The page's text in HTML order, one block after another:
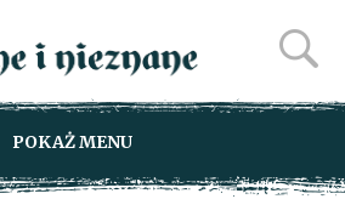
POKAŻ MENU